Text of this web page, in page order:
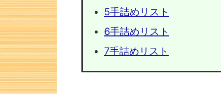
5手詰めリスト
6手詰めリスト
7手詰めリスト
次の一手問題・8